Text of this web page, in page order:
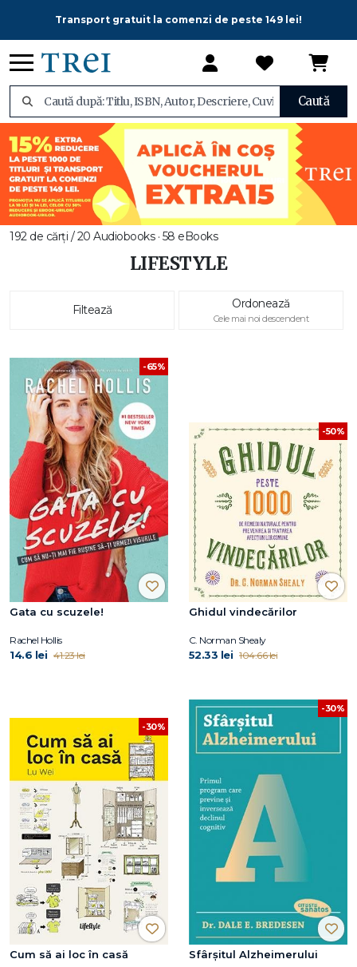
Transport gratuit la comenzi de peste 149 lei!
Caută
192 de cărți / 20 Audiobooks · 58 eBooks
LIFESTYLE
Filtează Ordonează
Cele mai noi descendent
-65%
Gata cu scuzele!
Rachel Hollis
14.6 lei 41.23 lei
-50%
Ghidul vindecărilor
C. Norman Shealy
52.33 lei 104.66 lei
-30%
Cum să ai loc în casă
-30%
Sfârșitul Alzheimerului